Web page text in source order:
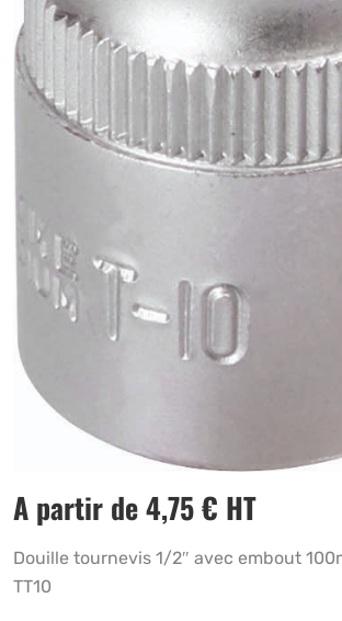
A partir de4,75€ HT
Douille tournevis 1/2″ avec embout
TT10